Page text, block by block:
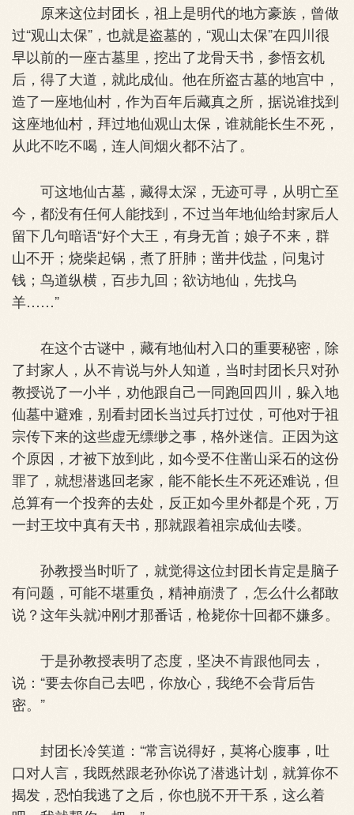
原来这位封团长，祖上是明代的地方豪族，曾做
过“观山太保”，也就是盗墓的，“观山太保”在四川很
早以前的一座古墓里，挖出了龙骨天书，参悟玄机
后，得了大道，就此成仙。他在所盗古墓的地宫中，
造了一座地仙村，作为百年后藏真之所，据说谁找到
这座地仙村，拜过地仙观山太保，谁就能长生不死，
从此不吃不喝，连人间烟火都不沾了。
可这地仙古墓，藏得太深，无迹可寻，从明亡至
今，都没有任何人能找到，不过当年地仙给封家后人
留下几句暗语“好个大王，有身无首；娘子不来，群
山不开；烧柴起锅，煮了肝肺；凿井伐盐，问鬼讨
钱；鸟道纵横，百步九回；欲访地仙，先找乌
羊……”
在这个古谜中，藏有地仙村入口的重要秘密，除
了封家人，从不肯说与外人知道，当时封团长只对孙
教授说了一小半，劝他跟自己一同跑回四川，躲入地
仙墓中避难，别看封团长当过兵打过仗，可他对于祖
宗传下来的这些虚无缥缈之事，格外迷信。正因为这
个原因，才被下放到此，如今受不住凿山采石的这份
罪了，就想潜逃回老家，能不能长生不死还难说，但
总算有一个投奔的去处，反正如今里外都是个死，万
一封王坟中真有天书，那就跟着祖宗成仙去喽。
孙教授当时听了，就觉得这位封团长肯定是脑子
有问题，可能不堪重负，精神崩溃了，怎么什么都敢
说？这年头就冲刚才那番话，枪毙你十回都不嫌多。
于是孙教授表明了态度，坚决不肯跟他同去，
说：“要去你自己去吧，你放心，我绝不会背后告
密。”
封团长冷笑道：“常言说得好，莫将心腹事，吐
口对人言，我既然跟老孙你说了潜逃计划，就算你不
揭发，恐怕我逃了之后，你也脱不开干系，这么着